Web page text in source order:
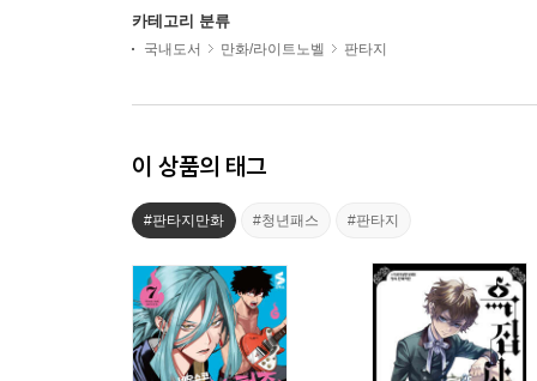
카테고리 분류
국내도서 만화/라이트노벨 판타지
이 상품의 태그
#판타지만화 #청년패스 #판타지